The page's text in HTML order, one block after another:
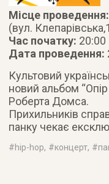
Місце проведення:
(вул.
Час початку: 20:00
Дата проведення:
Культовий
новий альбом
Роберта Домса.
Прихильників
панку чекає
#hip-hop, #концерт, #